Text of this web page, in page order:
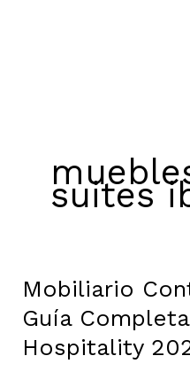
suites
Mobiliario
Guía
Hospitality
Mobiliario
Contract
en
Ibiza: